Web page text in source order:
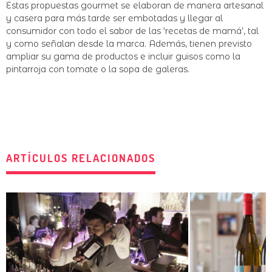
Estas propuestas gourmet se elaboran de manera artesanal
y casera para más tarde ser embotadas y llegar al
consumidor con todo el sabor de las ‘recetas de mamá’, tal
y como señalan desde la marca. Además, tienen previsto
ampliar su gama de productos e incluir guisos como la
pintarroja con tomate o la sopa de galeras.
ARTÍCULOS RELACIONADOS